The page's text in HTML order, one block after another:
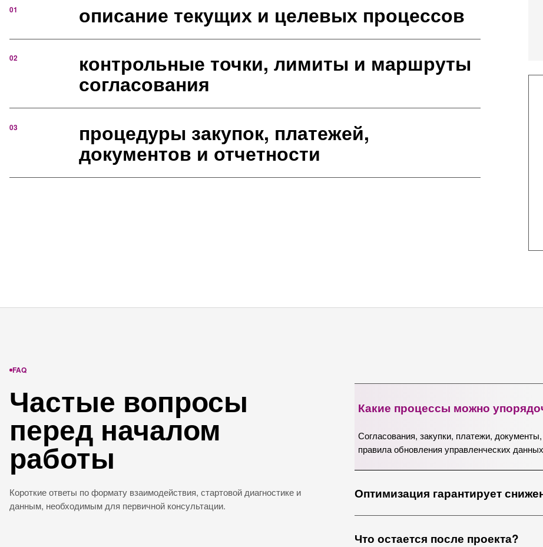
01 описание текущих и целевых процессов
02 контрольные точки, лимиты и маршруты
согласования
03 процедуры закупок, платежей,
документов и отчетности
FAQ
Частые вопросы
перед началом
работы
Короткие ответы по формату взаимодействия, стартовой диагностике и
данным, необходимым для первичной консультации.
Какие процессы можно
Согласования, закупки, платежи,
правила обновления управленческих
Оптимизация гарантирует
Что остается после проекта?